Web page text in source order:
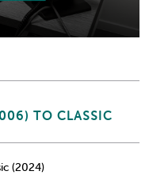
TO CLASSIC
(2024)